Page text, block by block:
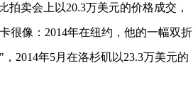
拍卖会上以20.3万美元的价格成交，
很像：2014年在纽约，他的一幅双折
2014年5月在洛杉矶以23.3万美元的